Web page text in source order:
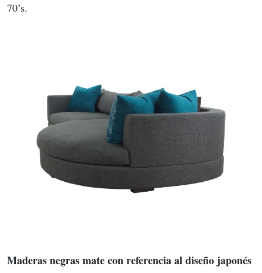
70’s.
Maderas negras mate con referencia al diseño japonés